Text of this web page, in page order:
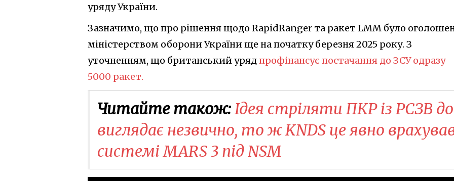
уряду України.
Зазначимо, що про рішення щодо RapidRanger та ракет LMM було
міністерством оборони України ще на початку березня 2025 року. З
уточненням, що британський урядпрофінансує постачання до ЗСУ одразу
5000 ракет.
Читайте також:Ідея стріляти ПКР із РСЗВ
виглядає незвично, то ж KNDS це явно
системі MARS 3 під NSM